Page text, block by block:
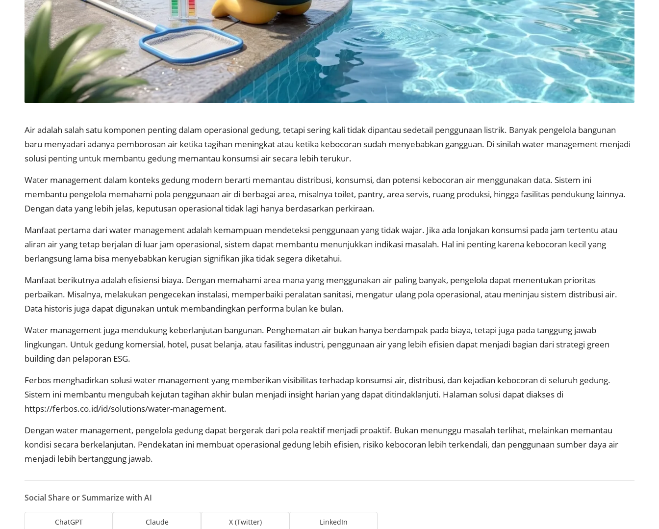
Air adalah salah satu komponen penting dalam operasional gedung, tetapi sering kali tidak dipantau sedetail penggunaan listrik. Banyak pengelola bangunan
baru menyadari adanya pemborosan air ketika tagihan meningkat atau ketika kebocoran sudah menyebabkan gangguan. Di sinilah water management menjadi
solusi penting untuk membantu gedung memantau konsumsi air secara lebih terukur.
Water management dalam konteks gedung modern berarti memantau distribusi, konsumsi, dan potensi kebocoran air menggunakan data. Sistem ini
membantu pengelola memahami pola penggunaan air di berbagai area, misalnya toilet, pantry, area servis, ruang produksi, hingga fasilitas pendukung lainnya.
Dengan data yang lebih jelas, keputusan operasional tidak lagi hanya berdasarkan perkiraan.
Manfaat pertama dari water management adalah kemampuan mendeteksi penggunaan yang tidak wajar. Jika ada lonjakan konsumsi pada jam tertentu atau
aliran air yang tetap berjalan di luar jam operasional, sistem dapat membantu menunjukkan indikasi masalah. Hal ini penting karena kebocoran kecil yang
berlangsung lama bisa menyebabkan kerugian signifikan jika tidak segera diketahui.
Manfaat berikutnya adalah efisiensi biaya. Dengan memahami area mana yang menggunakan air paling banyak, pengelola dapat menentukan prioritas
perbaikan. Misalnya, melakukan pengecekan instalasi, memperbaiki peralatan sanitasi, mengatur ulang pola operasional, atau meninjau sistem distribusi air.
Data historis juga dapat digunakan untuk membandingkan performa bulan ke bulan.
Water management juga mendukung keberlanjutan bangunan. Penghematan air bukan hanya berdampak pada biaya, tetapi juga pada tanggung jawab
lingkungan. Untuk gedung komersial, hotel, pusat belanja, atau fasilitas industri, penggunaan air yang lebih efisien dapat menjadi bagian dari strategi green
building dan pelaporan ESG.
Ferbos menghadirkan solusi water management yang memberikan visibilitas terhadap konsumsi air, distribusi, dan kejadian kebocoran di seluruh gedung.
Sistem ini membantu mengubah kejutan tagihan akhir bulan menjadi insight harian yang dapat ditindaklanjuti. Halaman solusi dapat diakses di
https://ferbos.co.id/id/solutions/water-management.
Dengan water management, pengelola gedung dapat bergerak dari pola reaktif menjadi proaktif. Bukan menunggu masalah terlihat, melainkan memantau
kondisi secara berkelanjutan. Pendekatan ini membuat operasional gedung lebih efisien, risiko kebocoran lebih terkendali, dan penggunaan sumber daya air
menjadi lebih bertanggung jawab.
Social Share or Summarize with AI
ChatGPT Claude X (Twitter) LinkedIn